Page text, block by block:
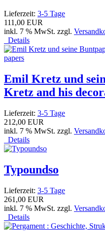
Lieferzeit: 3-5 Tage
111,00 EUR
inkl. 7 % MwSt. zzgl.
Details
Emil Kretz und
Kretz and his
Lieferzeit: 3-5 Tage
212,00 EUR
inkl. 7 % MwSt. zzgl.
Details
Typoundso
Lieferzeit: 3-5 Tage
261,00 EUR
inkl. 7 % MwSt. zzgl.
Details